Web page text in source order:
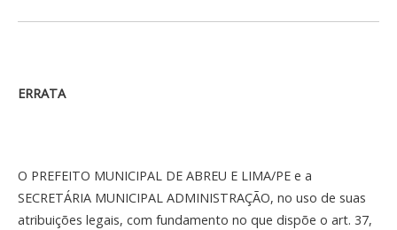
ERRATA
O PREFEITO MUNICIPAL DE ABREU E LIMA/PE e a
SECRETÁRIA MUNICIPAL ADMINISTRAÇÃO, no uso de suas
atribuições legais, com fundamento no que dispõe o art. 37,